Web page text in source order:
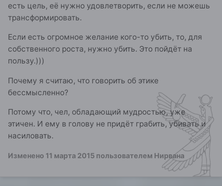
есть цель, её нужно удовлетворить, если не можешь
трансформировать.
Если есть огромное желание кого-то убить, то, для
собственного роста, нужно убить. Это пойдёт на
пользу.)))
Почему я считаю, что говорить об этике
бессмысленно?
Потому что, чел, обладающий мудростью, уже
этичен. И ему в голову не придёт грабить, убивать и
насиловать.
Изменено 11 марта 2015 пользователем Нирвана